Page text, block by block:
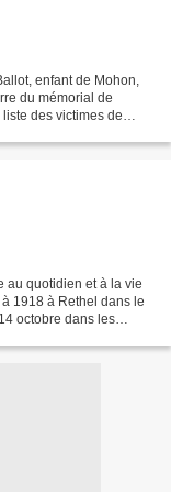
enfant de Mohon,
du mémorial de
des victimes de
au quotidien et à la vie
1918 à Rethel dans le
octobre dans les